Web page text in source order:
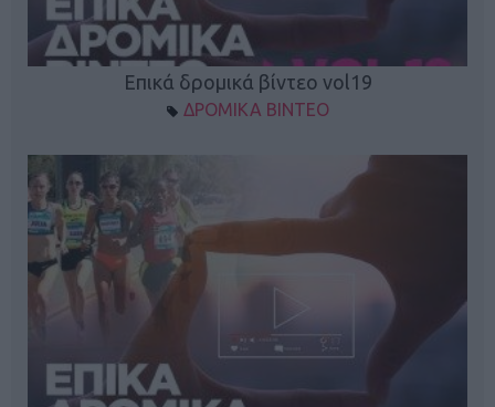
Επικά δρομικά βίντεο vol19
ΔΡΟΜΙΚΑ ΒΙΝΤΕΟ